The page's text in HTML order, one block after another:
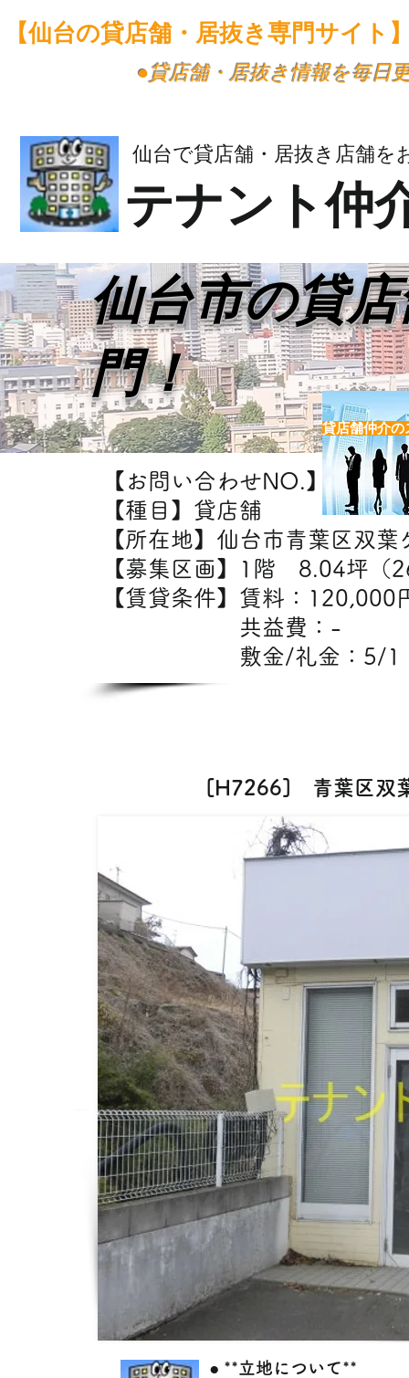
【仙台の貸店舗・居抜き専門サイト
​●貸店舗・居抜き情報を毎日
仙台で貸店舗・居抜き店舗を
テナント仲
【お問い合わせNO.】H7266
【種目】貸店舗
【所在地】仙台市青葉区双葉
【募集区画】1階 8.04坪（
【賃貸条件】賃料：
共益費
敷金/礼金：5/1
[H7266] 青葉区双
● **立地について**
仙台市の貸
門！
貸店舗仲介の